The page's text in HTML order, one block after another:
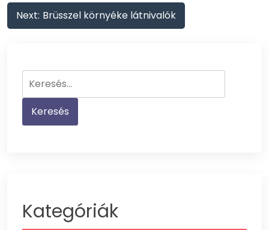
Next: Brüsszel környéke látnivalók
Keresés:
Kategóriák